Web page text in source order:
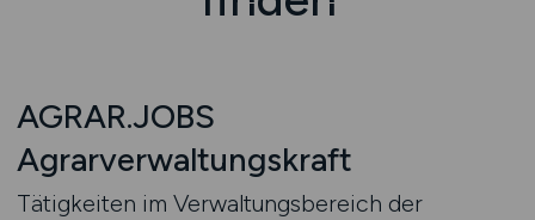
AGRAR.JOBS
Agrarverwaltungskraft
Tätigkeiten im Verwaltungsbereich der